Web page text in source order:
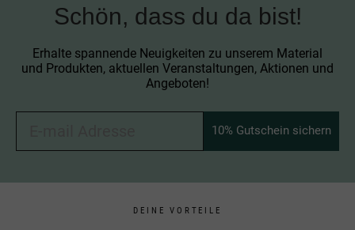
Schön, dass du da bist!
Erhalte spannende Neuigkeiten zu unserem Material
und Produkten, aktuellen Veranstaltungen, Aktionen und
Angeboten!
10% Gutschein sichern
DEINE VORTEILE